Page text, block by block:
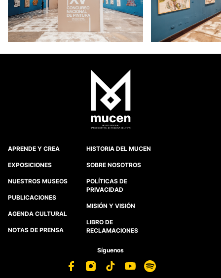
APRENDE Y CREA
EXPOSICIONES
NUESTROS MUSEOS
PUBLICACIONES
AGENDA CULTURAL
NOTAS DE PRENSA
HISTORIA DEL MUCEN
SOBRE NOSOTROS
POLÍTICAS DE
PRIVACIDAD
MISIÓN Y VISIÓN
LIBRO DE
RECLAMACIONES
Síguenos